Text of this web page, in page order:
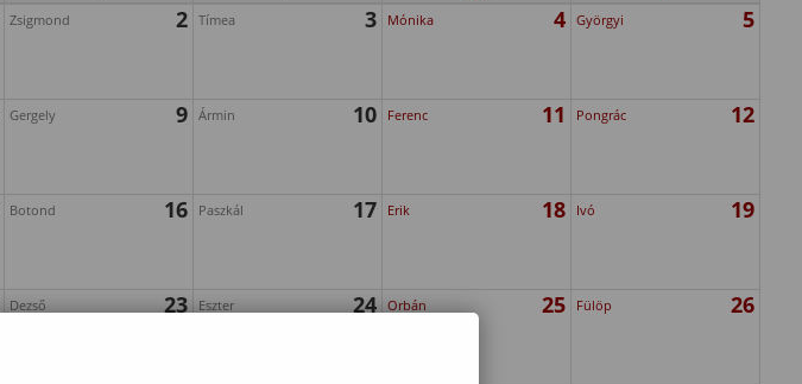
Zsigmond 2 Tímea 3 Mónika 4 Györgyi 5
Gergely 9 Ármin 10 Ferenc 11 Pongrác 12
Botond 16 Paszkál 17 Erik 18 Ivó 19
Dezső 23 Eszter 24 Orbán 25 Fülöp 26